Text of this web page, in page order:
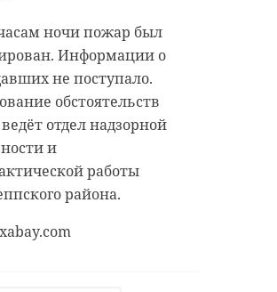
ночи пожар был
Информации о
не поступало.
обстоятельств
отдел надзорной
и
работы
района.
район
усадьба
сосновый бор
статьей: